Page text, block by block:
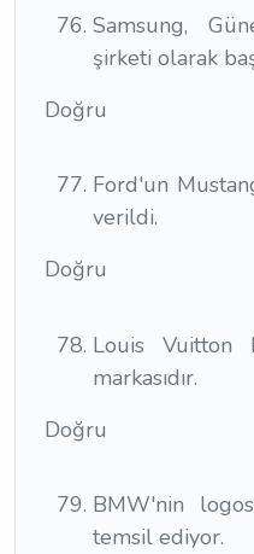
Samsung,
şirketi olarak
Doğru
Ford'un
verildi.
Doğru
Louis Vuitton
markasıdır.
Doğru
BMW'nin
temsil ediyor.